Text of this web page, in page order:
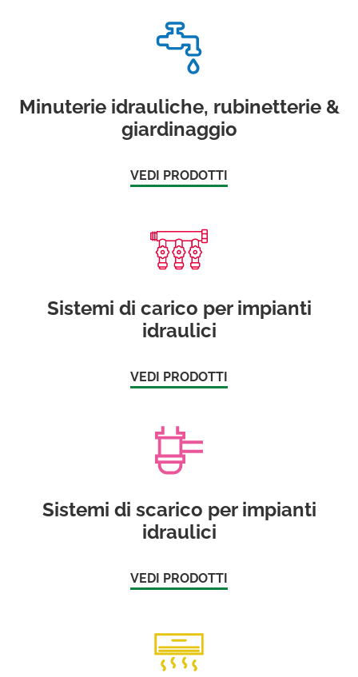
Minuterie idrauliche, rubinetterie &
giardinaggio
VEDI PRODOTTI
Sistemi di carico per impianti
idraulici
VEDI PRODOTTI
Sistemi di scarico per impianti
idraulici
VEDI PRODOTTI